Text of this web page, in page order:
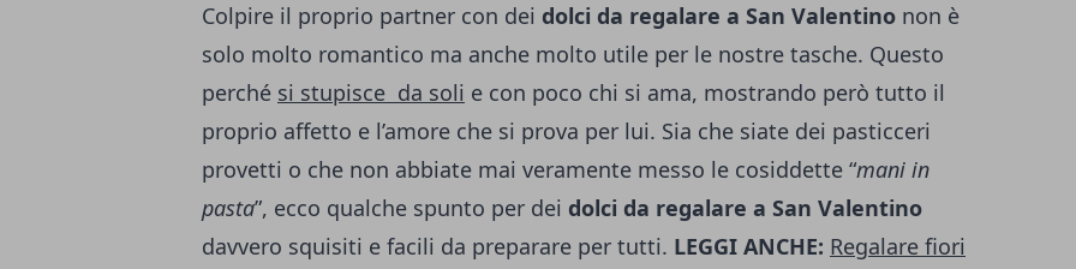
Colpire il proprio partner con dei dolci da regalare a San Valentino non è
solo molto romantico ma anche molto utile per le nostre tasche. Questo
perché si stupisce da soli e con poco chi si ama, mostrando però tutto il
proprio affetto e l’amore che si prova per lui. Sia che siate dei pasticceri
provetti o che non abbiate mai veramente messo le cosiddette “mani in
pasta”, ecco qualche spunto per dei dolci da regalare a San Valentino
davvero squisiti e facili da preparare per tutti. LEGGI ANCHE: Regalare fiori